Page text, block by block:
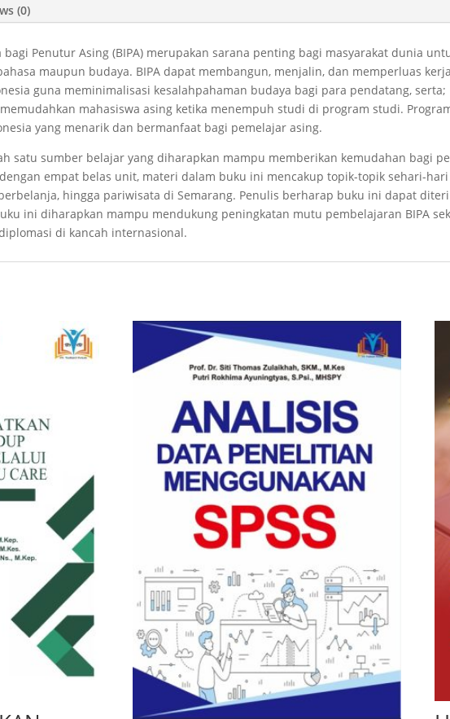
(0)
bagi Penutur Asing (BIPA) merupakan sarana penting bagi masyarakat dunia
maupun budaya. BIPA dapat membangun, menjalin, dan memperluas
guna meminimalisasi kesalahpahaman budaya bagi para pendatang,
mahasiswa asing ketika menempuh studi di program studi.
yang menarik dan bermanfaat bagi pemelajar asing.
satu sumber belajar yang diharapkan mampu memberikan kemudahan bagi
empat belas unit, materi dalam buku ini mencakup topik-topik sehari-
hingga pariwisata di Semarang. Penulis berharap buku ini dapat
ini diharapkan mampu mendukung peningkatan mutu pembelajaran BIPA
di kancah internasional.